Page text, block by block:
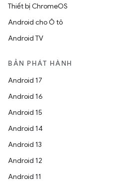
Thiết bị ChromeOS
Android cho Ô tô
Android TV
BẢN PHÁT HÀNH
Android 17
Android 16
Android 15
Android 14
Android 13
Android 12
Android 11